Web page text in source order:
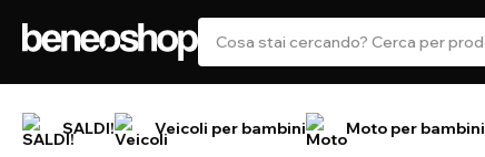
SALDI! Veicoli per bambini Moto per bambini